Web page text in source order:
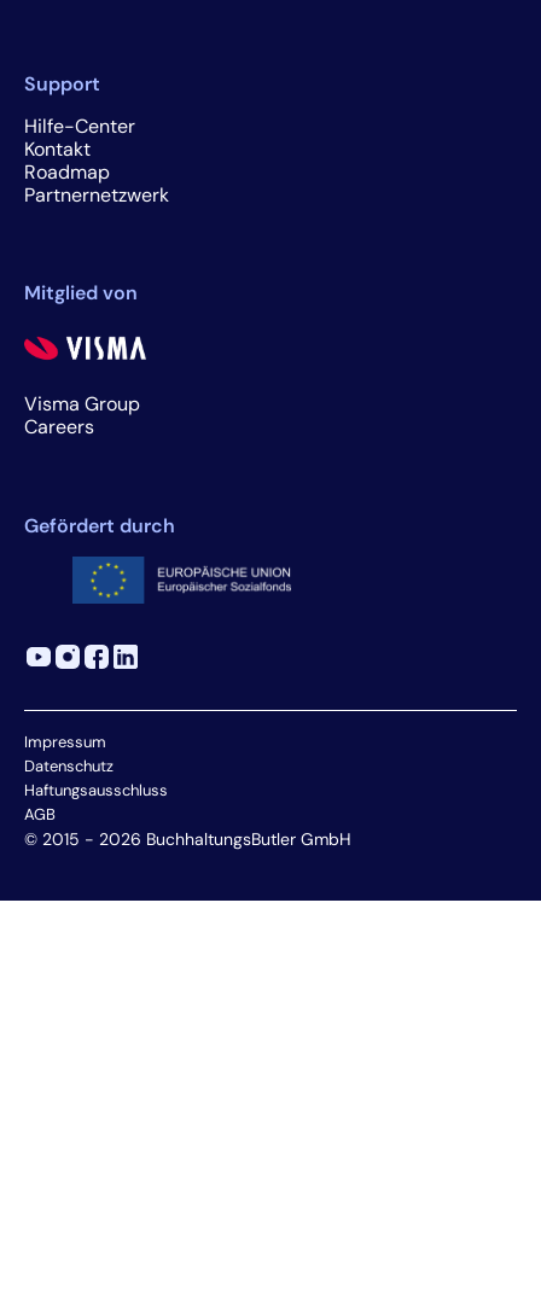
Support
Hilfe-Center
Kontakt
Roadmap
Partnernetzwerk
Mitglied von
Visma Group
Careers
Gefördert durch
Impressum
Datenschutz
Haftungsausschluss
AGB
© 2015 - 2026 BuchhaltungsButler GmbH